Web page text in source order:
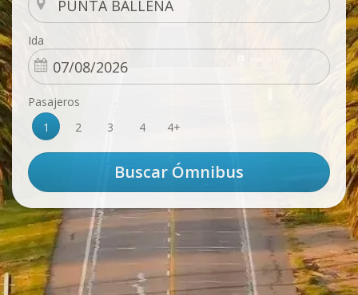
Ida
Pasajeros
1
2 3 4 4+